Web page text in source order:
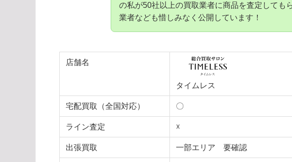
の私が50社以上の買取業者に商品を査定しても
業者なども惜しみなく公開しています！
店舗名
タイムレス
宅配買取（全国対応） 〇
ライン査定 ☓
出張買取 一部エリア 要確認